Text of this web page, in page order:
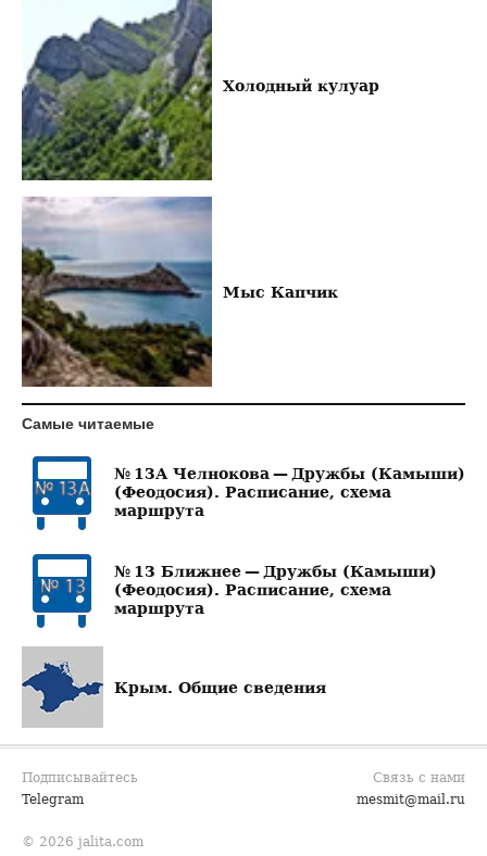
Холодный кулуар
Мыс Капчик
Самые читаемые
№ 13А Челнокова — Дружбы (Камыши)
(Феодосия). Расписание, схема
маршрута
№ 13 Ближнее — Дружбы (Камыши)
(Феодосия). Расписание, схема
маршрута
Крым. Общие сведения
Подписывайтесь
Telegram
Связь с нами
mesmit@mail.ru
© 2026 jalita.com